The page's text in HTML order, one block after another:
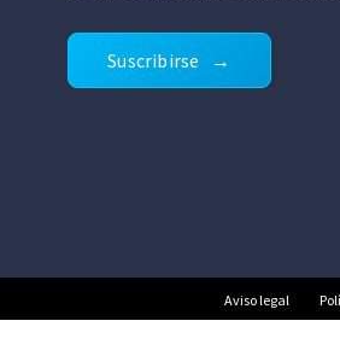
Suscribirse
Aviso legal